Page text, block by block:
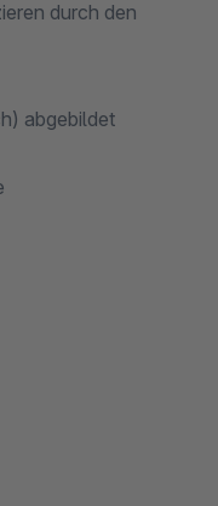
durch den
abgebildet